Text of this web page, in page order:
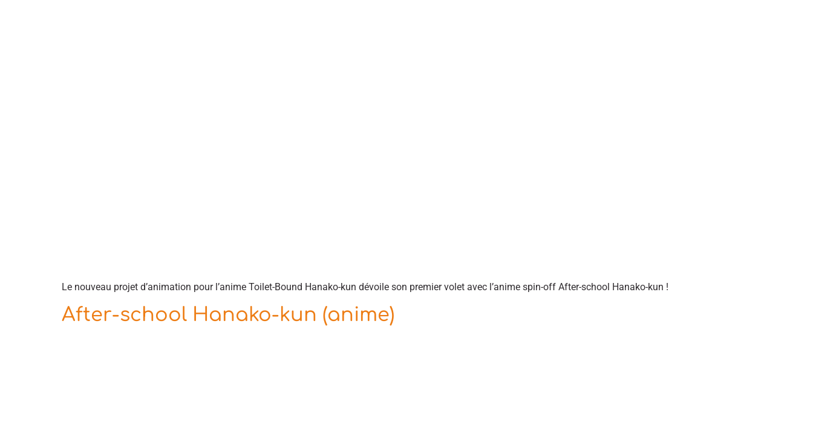
Le nouveau projet d’animation pour l’anime Toilet-Bound Hanako-kun dévoile son premier volet avec l’anime spin-off After-school Hanako-kun !
After-school Hanako-kun (anime)